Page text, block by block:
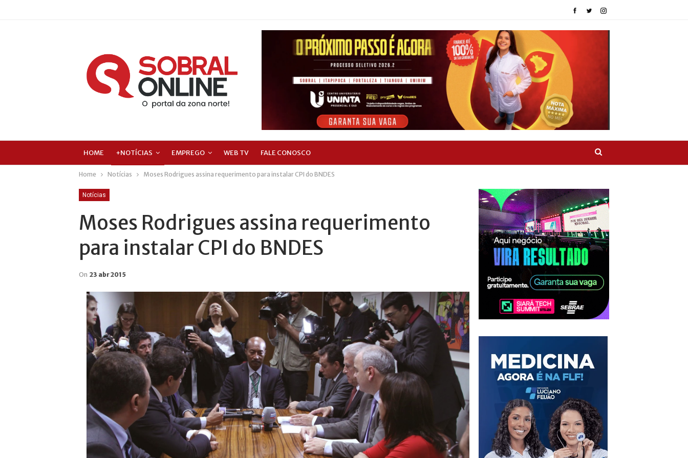
HOME +NOTÍCIAS EMPREGO WEB TV FALE CONOSCO
Home Notícias Moses Rodrigues assina requerimento para instalar CPI do BNDES
Notícias
Moses Rodrigues assina requerimento
para instalar CPI do BNDES
On 23 abr 2015